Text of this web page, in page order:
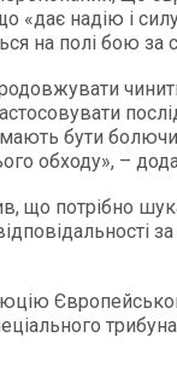
«дає надію і
на полі бою за
мають бути
обходу», –
що потрібно